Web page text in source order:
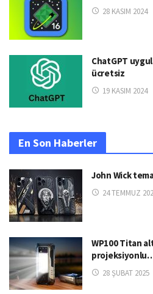
28 KASIM 2024
ChatGPT
ücretsiz
19 KASIM 2024
En Son Haberler
John Wick
24 TEMMUZ
WP100 Titan
28 ŞUBAT 2025